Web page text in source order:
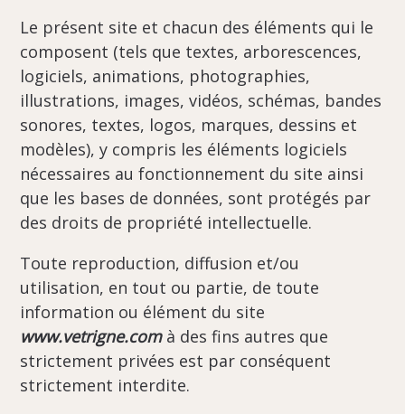
Le présent site et chacun des éléments qui le
composent (tels que textes, arborescences,
logiciels, animations, photographies,
illustrations, images, vidéos, schémas, bandes
sonores, textes, logos, marques, dessins et
modèles), y compris les éléments logiciels
nécessaires au fonctionnement du site ainsi
que les bases de données, sont protégés par
des droits de propriété intellectuelle.
Toute reproduction, diffusion et/ou
utilisation, en tout ou partie, de toute
information ou élément du site
www.vetrigne.comà des fins autres que
strictement privées est par conséquent
strictement interdite.